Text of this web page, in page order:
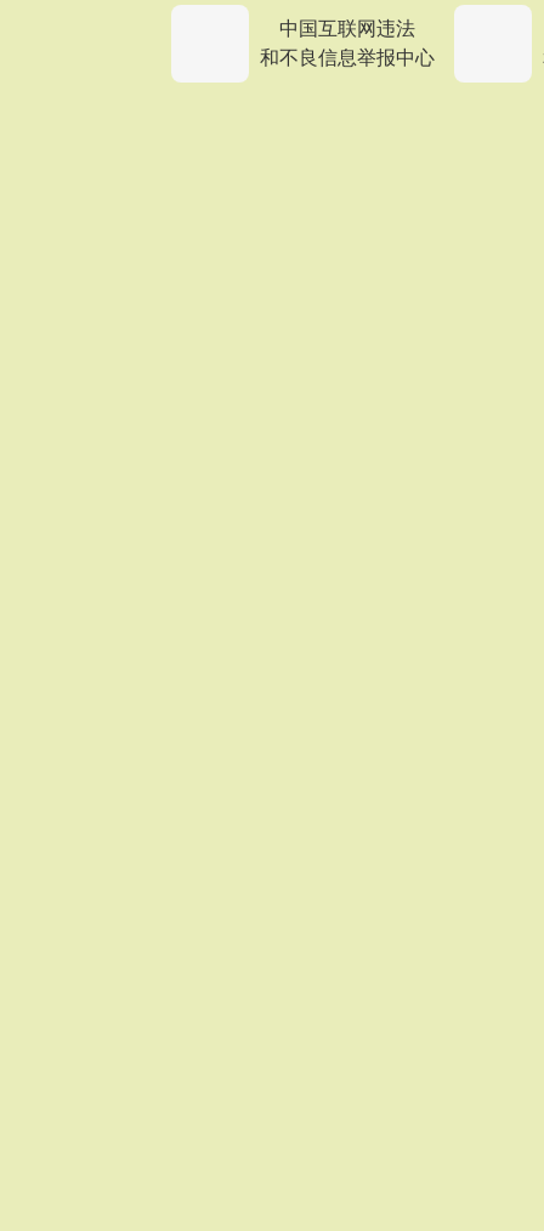
中国互联网违法
和不良信息举报中心